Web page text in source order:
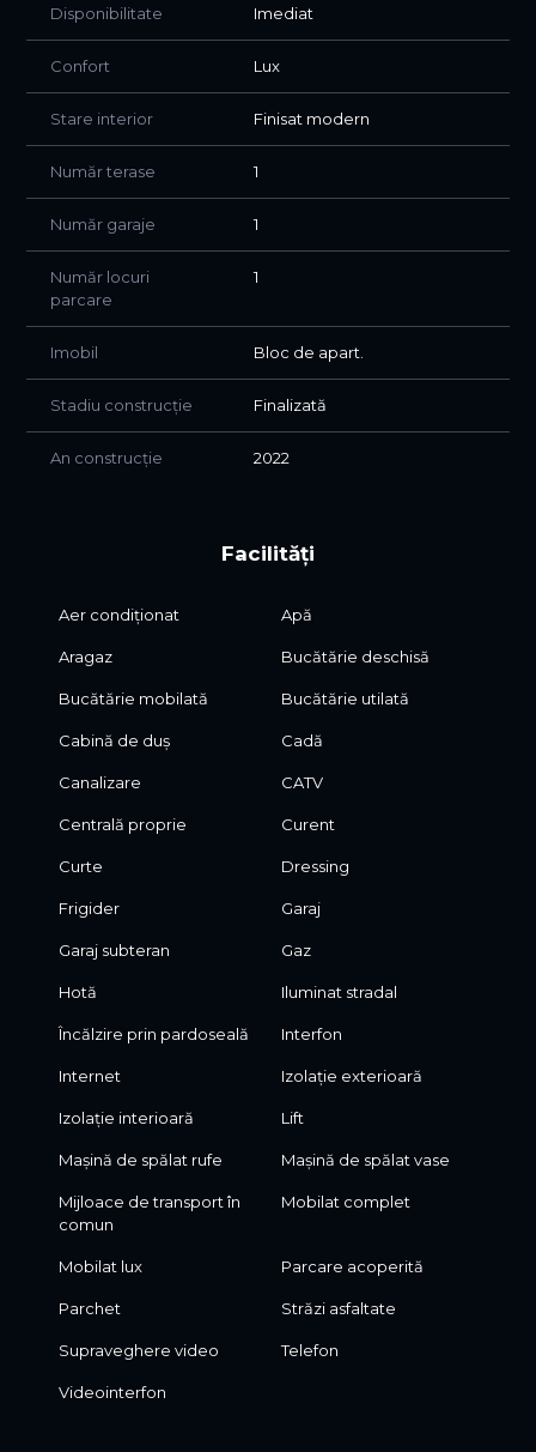
Disponibilitate Imediat
Confort Lux
Stare interior Finisat modern
Număr terase 1
Număr garaje 1
Număr locuri
parcare
1
Imobil Bloc de apart.
Stadiu construcție Finalizată
An construcție 2022
Facilități
Aer condiționat Apă
Aragaz Bucătărie deschisă
Bucătărie mobilată Bucătărie utilată
Cabină de duș Cadă
Canalizare CATV
Centrală proprie Curent
Curte Dressing
Frigider Garaj
Garaj subteran Gaz
Hotă Iluminat stradal
Încălzire prin pardoseală Interfon
Internet Izolație exterioară
Izolație interioară Lift
Mașină de spălat rufe Mașină de spălat vase
Mijloace de transport în
comun
Mobilat complet
Mobilat lux Parcare acoperită
Parchet Străzi asfaltate
Supraveghere video Telefon
Videointerfon